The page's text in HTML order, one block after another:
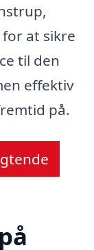
at sikre
til den
effektiv
på.